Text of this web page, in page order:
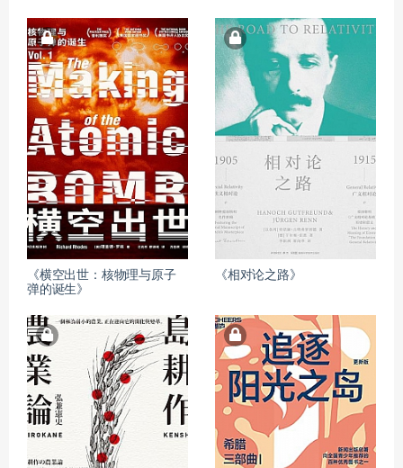
《横空出世：核物理与原子
弹的诞生》
《相对论之路》